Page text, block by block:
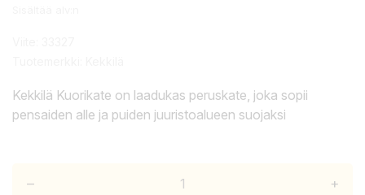
Kekkilä Kuorikate on laadukas peruskate, joka sopii
pensaiden alle ja puiden juuristoalueen suojaksi
– +